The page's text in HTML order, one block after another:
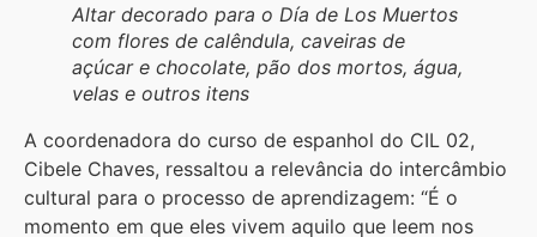
Altar decorado para o Día de Los Muertos
com flores de calêndula, caveiras de
açúcar e chocolate, pão dos mortos, água,
velas e outros itens
A coordenadora do curso de espanhol do CIL 02,
Cibele Chaves, ressaltou a relevância do intercâmbio
cultural para o processo de aprendizagem: “É o
momento em que eles vivem aquilo que leem nos